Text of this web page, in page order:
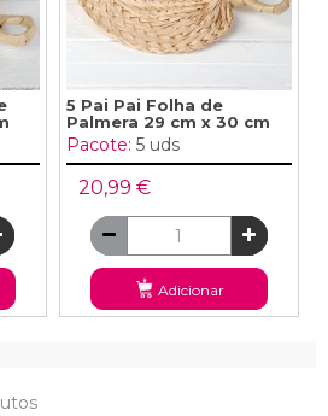
5 Pai Pai Folha de
Palmera 29 cm x 30 cm
Pacote: 5 uds
20,99 €
Adicionar